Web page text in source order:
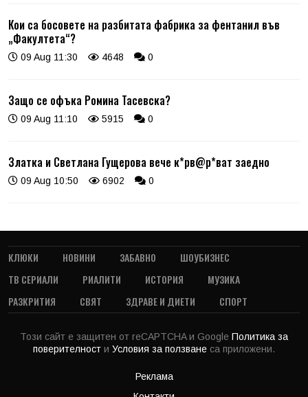
Кои са босовете на разбитата фабрика за фентанил във
„Факултета“?
09 Aug 11:30 4648 0
Защо се офъка Ромина Тасевска?
09 Aug 11:10 5915 0
Златка и Светлана Гущерова вече к*рв@р*ват заедно
09 Aug 10:50 6902 0
КЛЮКИ НОВИНИ ЗАБАВНО
ШОУБИЗНЕС
ТВ СЕРИАЛИ
РИАЛИТИ ИСТОРИЯ
МУЗИКА
РАЗКРИТИЯ
СВЯТ ЗДРАВЕ И ДИЕТИ СПОРТ
Този сайт е защитен от reCAPTCHA и Google Политика за
поверителност и Условия за ползване са приложени.
Реклама